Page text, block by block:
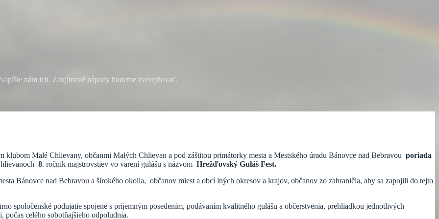
nám ich. Zaujímavé nápady budeme zverejňovať.
Malé Chlievany, občanmi Malých Chlievan a pod záštitou primátorky mesta a Mestského úradu Bánovce nad Bebravou poriada
8. ročník majstrovstiev vo varení gulášu s názvom Hrežďovský Guláš Fest.
Bánovce nad Bebravou a širokého okolia, občanov miest a obcí iných okresov a krajov, občanov zo zahraničia, aby sa zapojili do tejto
spoločenské podujatie spojené s príjemným posedením, podávaním kvalitného gulášu a občerstvenia, prehliadkou jednotlivých
celého sobotňajšieho odpoludnia.